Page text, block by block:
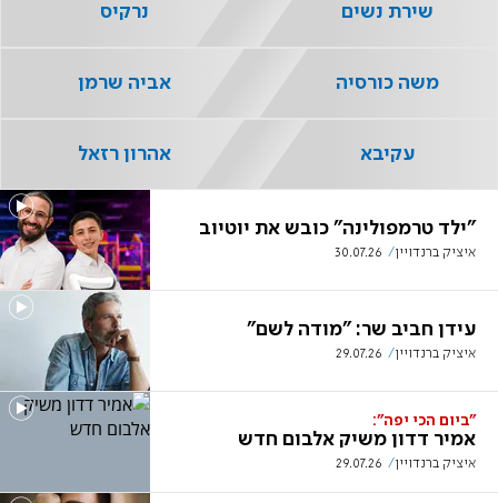
"ילד טרמפולינה" כובש את יוטיוב
איציק ברנדויין 30.07.26
עידן חביב שר: "מודה לשם"
איציק ברנדויין 29.07.26
"ביום הכי יפה":
אמיר דדון משיק אלבום חדש
איציק ברנדויין 29.07.26
שירת נשים נרקיס
משה כורסיה אביה שרמן
עקיבא אהרון רזאל